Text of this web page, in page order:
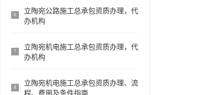
6
立陶宛公路施工总承包资质办理，代
办机构
7
立陶宛机电施工总承包资质办理，代
办机构
8
立陶宛机电施工总承包资质办理、流
程、费用及条件指南